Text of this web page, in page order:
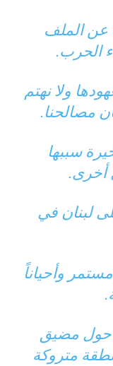
عن الملف
الحرب.
ولا نهتم
مصالحنا.
سببها
أخرى.
لبنان في
وأحياناً
حول مضيق
متروكة